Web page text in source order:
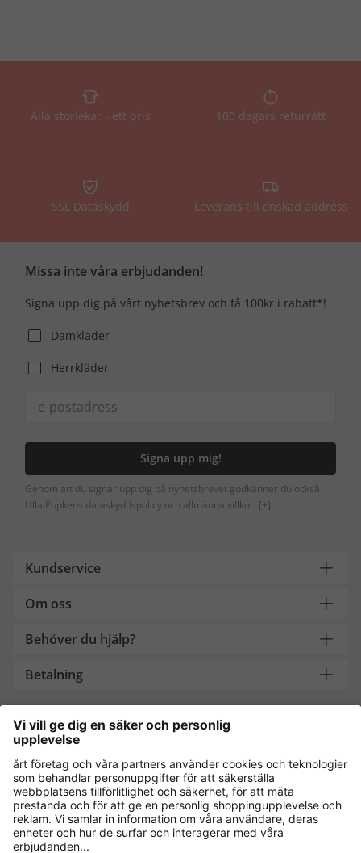
Alla storlekar - ett pris 100 dagars returrätt
SSL Dataskydd Leverans till önskad address
Missa inte våra erbjudanden!
Signa upp dig på vårt nyhetsbrev och få 100kr i rabatt*!
Damkläder
Herrkläder
Signa upp mig!
Genom att du signar upp dig på nyhetsbrevet godkänner du också
Ulla Popkens dataskyddspolicy och allmänna villkor. [+]
Kundservice
Om oss
Behöver du hjälp?
Betalning
Handla säkert med
Andra onlinebutiker
Sverige